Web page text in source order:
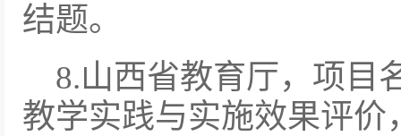
结题。
8.山西省教育厅，项目
教学实践与实施效果评价